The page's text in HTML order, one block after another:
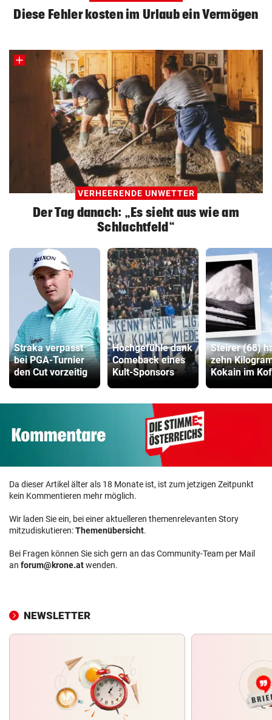
Diese Fehler kosten im Urlaub ein Vermögen
VERHEERENDE UNWETTER
Der Tag danach: „Es sieht aus wie am
Schlachtfeld“
Straka verpasst
bei PGA-Turnier
den Cut vorzeitig
Hochgefühle dank
Comeback eines
Kult-Sponsors
Steirer (68)
zehn
Kokain im
Da dieser Artikel älter als 18 Monate ist, ist zum jetzigen Zeitpunkt
kein Kommentieren mehr möglich.
Wir laden Sie ein, bei einer aktuelleren themenrelevanten Story
mitzudiskutieren:Themenübersicht.
Bei Fragen können Sie sich gern an das Community-Team per Mail
an forum@krone.atwenden.
NEWSLETTER